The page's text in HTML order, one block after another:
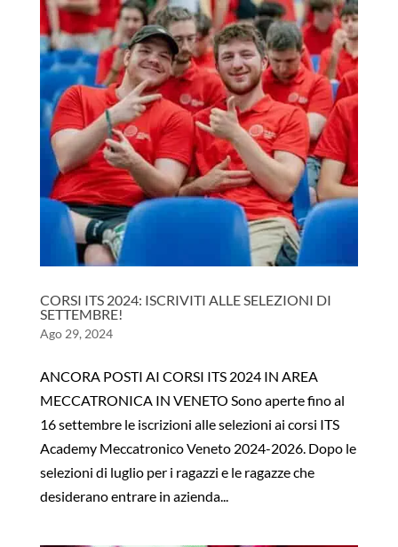
CORSI ITS 2024: ISCRIVITI ALLE SELEZIONI DI
SETTEMBRE!
Ago 29, 2024
ANCORA POSTI AI CORSI ITS 2024 IN AREA
MECCATRONICA IN VENETO Sono aperte fino al
16 settembre le iscrizioni alle selezioni ai corsi ITS
Academy Meccatronico Veneto 2024-2026. Dopo le
selezioni di luglio per i ragazzi e le ragazze che
desiderano entrare in azienda...